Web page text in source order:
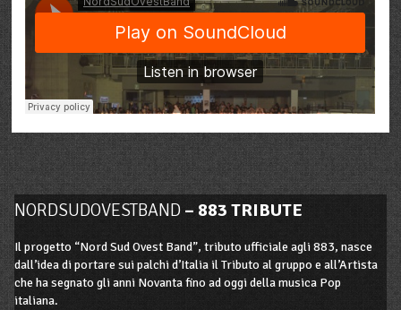
NORDSUDOVESTBAND– 883 TRIBUTE
Il progetto “Nord Sud Ovest Band”, tributo ufficiale agli 883, nasce
dall’idea di portare sui palchi d’Italia il Tributo al gruppo e all’Artista
che ha segnato gli anni Novanta fino ad oggi della musica Pop
italiana.